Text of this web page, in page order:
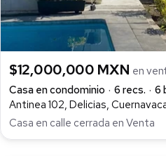
$12,000,000 MXN en
Casa en condominio
6 recs. 6
Antinea 102, Delicias,
Casa en calle cerrada en Venta